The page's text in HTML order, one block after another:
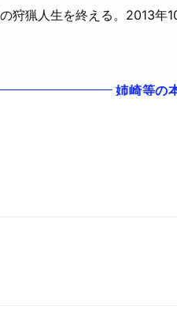
猟人生を終える。2013年
姉崎等の